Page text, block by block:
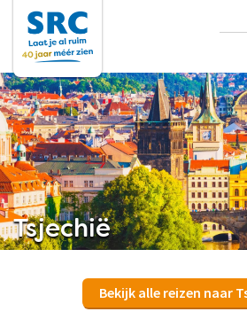
Tsjechië
Bekijk alle reizen naar